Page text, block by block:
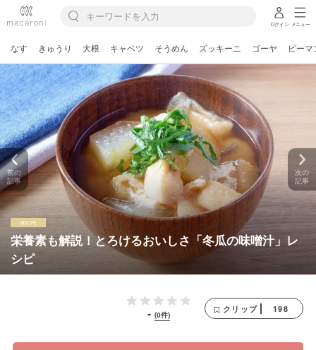
ログイン メニュー
なす きゅうり 大根 キャベツ そうめん ズッキーニ ゴーヤ ピーマ
栄養素も解説！とろけるおいしさ「冬瓜の味噌汁」レ
シピ
前の
記事
次の
記事
- (0件)
クリップ 198